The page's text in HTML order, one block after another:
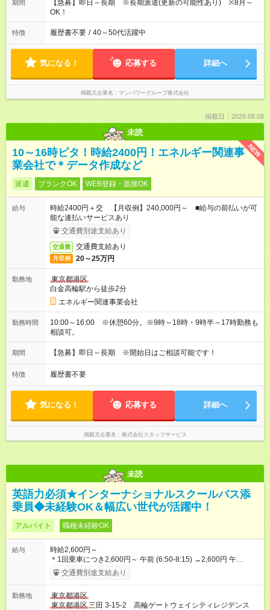
期間
【急募】即日～長期 ※長期派遣(更新の可能性あり) ※8月～
OK！
特徴 履歴書不要 / 40～50代活躍中
気になる！ 応募する 詳細へ
掲載元企業名 マンパワーグループ株式会社
掲載日：2026.08.08
未読
NEW
10～16時ピタ！時給2400円！エネルギー関連事
業会社で＊データ作成など
派遣 ブランクOK WEB登録・面接OK
給与
時給2400円＋交 【月収例】240,000円～ ■給与の前払いが可
能な速払いサービスあり
交通費別途支給あり
交通費 交通費支給あり
月収例 20～25万円
勤務地
東京都港区
白金高輪駅から徒歩2分
エネルギー関連事業会社
勤務時間
10:00～16:00 ※休憩60分。※9時～18時・9時半～17時勤務も
相談可。
期間 【急募】即日～長期 ※開始日はご相談可能です！
特徴 履歴書不要
気になる！ 応募する 詳細へ
掲載元企業名 株式会社スタッフサービス
未読
英語力必須★インターナショナルスクールバス添
乗員◆未経験OK＆幅広い世代が活躍中！
アルバイト 職種未経験OK
給与
時給2,600円～
＊1回乗車につき2,600円～ 午前 (6:50-8:15) →2,600円 午
後 (15:00-16:30) →2,600円 【試用期間】試用期間あり 試用期間
の長さ：1週間 雇用形態、給与は本採用時と同じです。
交通費別途支給あり
勤務地
東京都港区
東京都港区三田 3-15-2 高輪ゲートウェイシティレジデンス